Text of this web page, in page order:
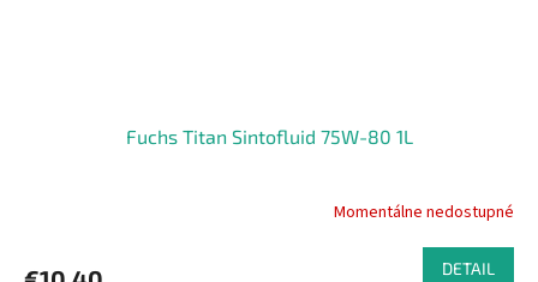
Fuchs Titan Sintofluid 75W-80 1L
Momentálne nedostupné
DETAIL